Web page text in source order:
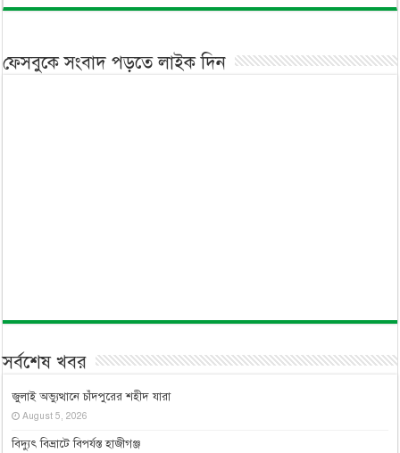
ফেসবুকে সংবাদ পড়তে লাইক দিন
সর্বশেষ খবর
জুলাই অভ্যুত্থানে চাঁদপুরের শহীদ যারা
August 5, 2026
বিদ্যুৎ বিভ্রাটে বিপর্যস্ত হাজীগঞ্জ